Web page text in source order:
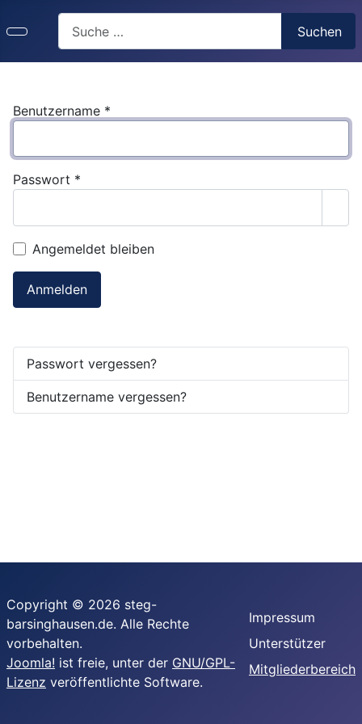
Suchen
Benutzername *
Passwort *
Angemeldet bleiben
Anmelden
Passwort vergessen?
Benutzername vergessen?
Copyright © 2026 steg-
barsinghausen.de. Alle Rechte
vorbehalten.
Joomla! ist freie, unter der GNU/GPL-
Lizenz veröffentlichte Software.
Impressum
Unterstützer
Mitgliederbereich